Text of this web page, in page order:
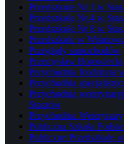
Przedszkole Nr 3 w
Przedszkole Nr 4 w
Przedszkole Nr 8 w
Przedszkole w
Przeglądy samochodów
Przemysław
Przychodnia Rodzinna
Przychodnia
Przychodnia
Staszów
Przychodnia
Publiczna Szkoła
Publiczne Przedszkole